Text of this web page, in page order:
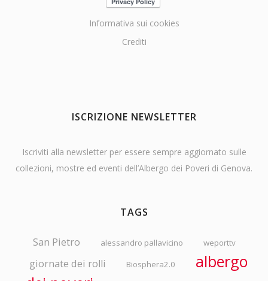
Informativa sui cookies
Crediti
ISCRIZIONE NEWSLETTER
Iscriviti alla newsletter per essere sempre aggiornato sulle
collezioni, mostre ed eventi dell’Albergo dei Poveri di Genova.
TAGS
San Pietro alessandro pallavicino weporttv
giornate dei rolli Biosphera2.0
albergo